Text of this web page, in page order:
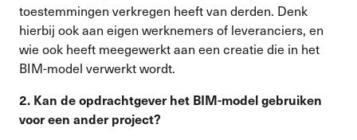
toestemmingen verkregen heeft van derden. Denk
hierbij ook aan eigen werknemers of leveranciers, en
wie ook heeft meegewerkt aan een creatie die in het
BIM-model verwerkt wordt.
2. Kan de opdrachtgever het BIM-model gebruiken
voor een ander project?